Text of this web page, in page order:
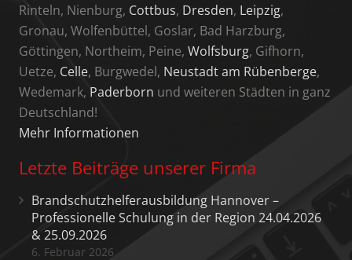
Rinteln, Nienburg, Cottbus, Dresden, Leipzig,
Gronau, Wolfenbüttel, Goslar, Bad Harzburg,
Göttingen, Northeim, Peine, Wolfsburg, Gifhorn,
Uetze, Celle, Burgwedel, Neustadt am Rübenberge,
Wedemark, Paderborn und weiteren Städten in ganz
Deutschland!
Mehr Informationen
Letzte Beiträge unserer Firma
Brandschutzhelferausbildung Hannover –
Professionelle Schulung in der Region 24.04.2026
& 25.09.2026
6. Februar 2026